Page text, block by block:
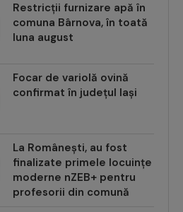
Restricții furnizare apă în
comuna Bârnova, în toată
luna august
Focar de variolă ovină
confirmat în județul Iași
La Românești, au fost
finalizate primele locuințe
moderne nZEB+ pentru
profesorii din comună